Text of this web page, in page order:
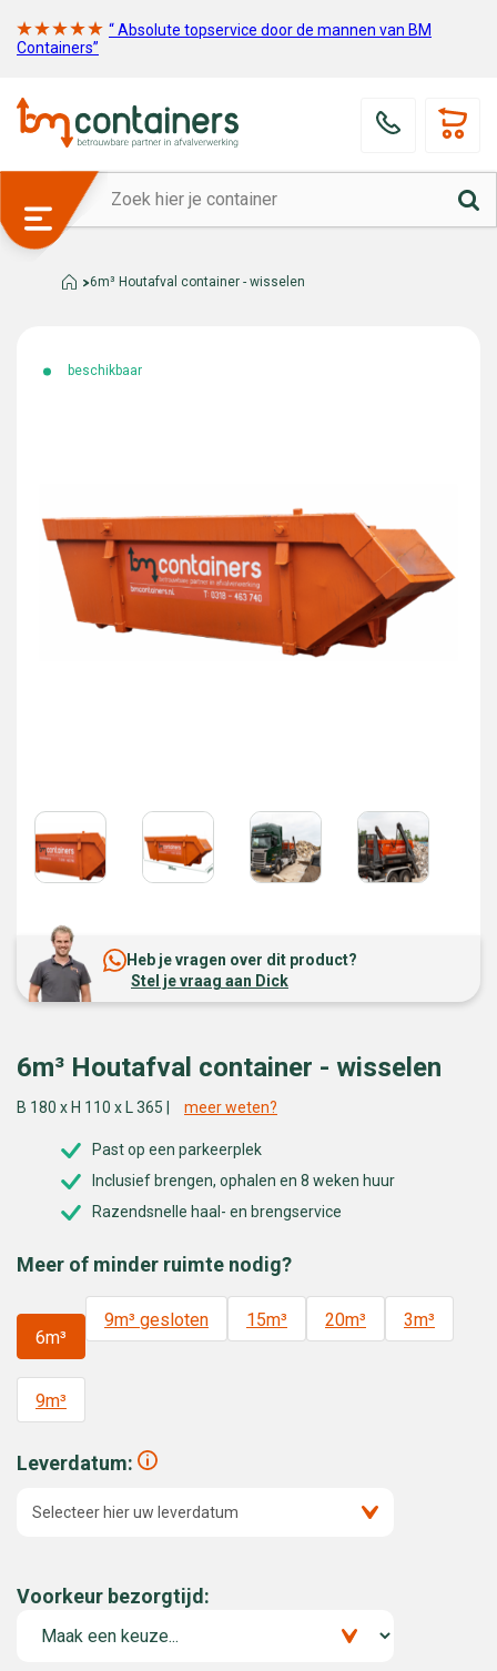
“ Absolute topservice door de mannen van BM
Containers”
6m³ Houtafval container - wisselen
beschikbaar
Heb je vragen over dit product?
Stel je vraag aan Dick
6m³ Houtafval container - wisselen
B 180 x H 110 x L 365 | meer weten?
Past op een parkeerplek
Inclusief brengen, ophalen en 8 weken huur
Razendsnelle haal- en brengservice
Meer of minder ruimte nodig?
6m³
9m³ gesloten 15m³ 20m³ 3m³
9m³
Leverdatum:
Selecteer hier uw leverdatum
Voorkeur bezorgtijd: